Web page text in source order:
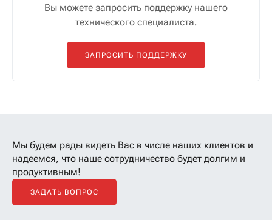
Вы можете запросить поддержку нашего
технического специалиста.
ЗАПРОСИТЬ ПОДДЕРЖКУ
Мы будем рады видеть Вас в числе наших клиентов и
надеемся, что наше сотрудничество будет долгим и
продуктивным!
ЗАДАТЬ ВОПРОС